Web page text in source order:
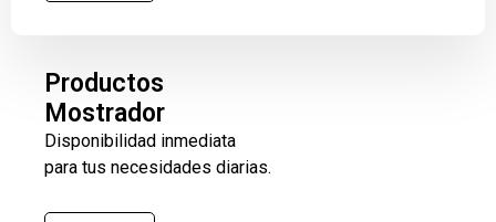
Productos
Mostrador
Disponibilidad inmediata
para tus necesidades diarias.